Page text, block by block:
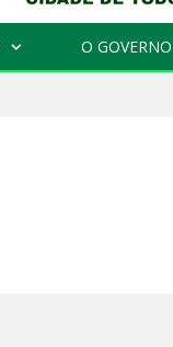
O GOVERNO